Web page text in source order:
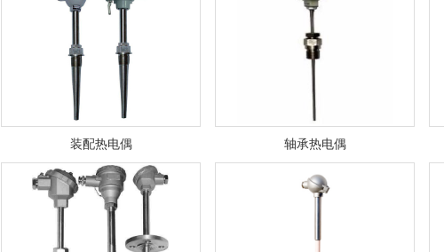
装配热电偶 轴承热电偶